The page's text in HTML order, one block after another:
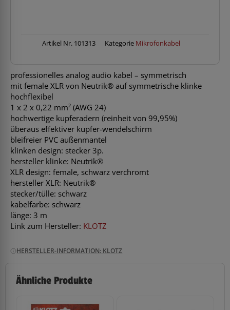
MengeArtikel Nr. 101313 Kategorie Mikrofonkabel
professionelles analog audio kabel – symmetrisch
mit female XLR von Neutrik® auf symmetrische klinke
hochflexibel
1 x 2 x 0,22 mm² (AWG 24)
hochwertige kupferadern (reinheit von 99,95%)
überaus effektiver kupfer-wendelschirm
bleifreier PVC außenmantel
klinken design: stecker 3p.
hersteller klinke: Neutrik®
XLR design: female, schwarz verchromt
hersteller XLR: Neutrik®
stecker/tülle: schwarz
kabelfarbe: schwarz
länge: 3 m
Link zum Hersteller: KLOTZ
HERSTELLER-INFORMATION: KLOTZ
Ähnliche Produkte